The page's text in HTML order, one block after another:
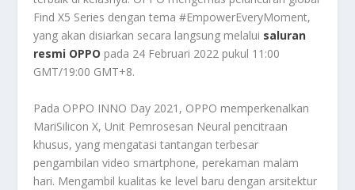
Find X5 Series dengan tema #EmpowerEveryMoment,
yang akan disiarkan secara langsung melalui saluran
resmi OPPO pada 24 Februari 2022 pukul 11:00
GMT/19:00 GMT+8.
Pada OPPO INNO Day 2021, OPPO memperkenalkan
MariSilicon X, Unit Pemrosesan Neural pencitraan
khusus, yang mengatasi tantangan terbesar
pengambilan video smartphone, perekaman malam
hari. Mengambil kualitas ke level baru dengan arsitektur